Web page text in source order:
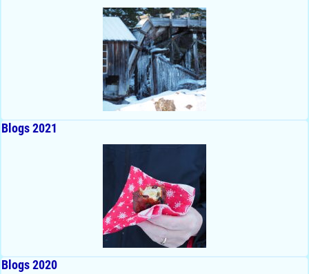
Blogs 2021
Blogs 2020